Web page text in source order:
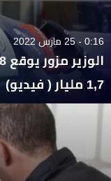
0:16 - 25 مارس 2022
1,7 مليار ( فيديو)